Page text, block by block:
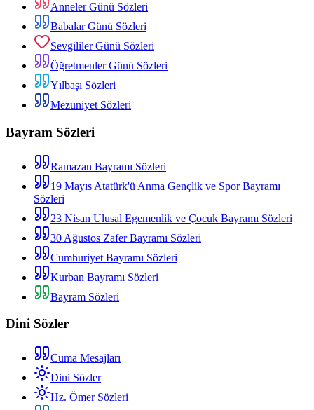
Anneler Günü Sözleri
Babalar Günü Sözleri
Sevgililer Günü Sözleri
Öğretmenler Günü Sözleri
Yılbaşı Sözleri
Mezuniyet Sözleri
Bayram Sözleri
Ramazan Bayramı Sözleri
19 Mayıs Atatürk'ü Anma Gençlik ve Spor Bayramı
Sözleri
23 Nisan Ulusal Egemenlik ve Çocuk Bayramı Sözleri
30 Ağustos Zafer Bayramı Sözleri
Cumhuriyet Bayramı Sözleri
Kurban Bayramı Sözleri
Bayram Sözleri
Dini Sözler
Cuma Mesajları
Dini Sözler
Hz. Ömer Sözleri